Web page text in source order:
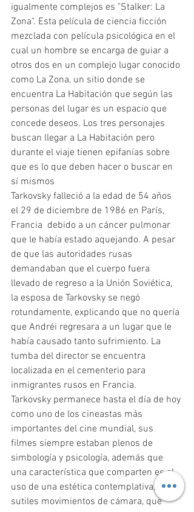
igualmente complejos es "Stalker: La
Zona". Esta película de ciencia ficción
mezclada con película psicológica en el
cual un hombre se encarga de guiar a
otros dos en un complejo lugar conocido
como La Zona, un sitio donde se
encuentra La Habitación que según las
personas del lugar es un espacio que
concede deseos. Los tres personajes
buscan llegar a La Habitación pero
durante el viaje tienen epifanías sobre
que es lo que deben hacer o buscar en
sí mismos
Tarkovsky falleció a la edad de 54 años
el 29 de diciembre de 1986 en París,
Francia  debido a un cáncer pulmonar
que le había estado aquejando. A pesar
de que las autoridades rusas
demandaban que el cuerpo fuera
llevado de regreso a la Unión Soviética,
la esposa de Tarkovsky se negó
rotundamente, explicando que no quería
que Andréi regresara a un lugar que le
había causado tanto sufrimiento. La
tumba del director se encuentra
localizada en el cementerio para
inmigrantes rusos en Francia.
Tarkovsky permanece hasta el día de hoy
como uno de los cineastas más
importantes del cine mundial, sus
filmes siempre estaban plenos de
simbología y psicología, además que
una característica que comparten es el
uso de una estética contemplativa, con
sutiles movimientos de cámara, que